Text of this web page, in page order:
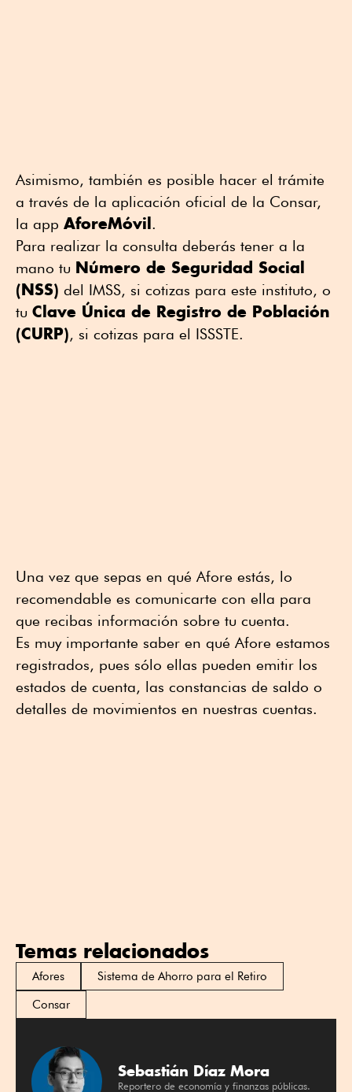
Asimismo, también es posible hacer el trámite
a través de la aplicación oficial de la Consar,
la app AforeMóvil .
Para realizar la consulta deberás tener a la
mano tu Número de Seguridad Social
(NSS) del IMSS, si cotizas para este instituto, o
tu Clave Única de Registro de Población
(CURP), si cotizas para el ISSSTE.
Una vez que sepas en qué Afore estás, lo
recomendable es comunicarte con ella para
que recibas información sobre tu cuenta.
Es muy importante saber en qué Afore estamos
registrados, pues sólo ellas pueden emitir los
estados de cuenta, las constancias de saldo o
detalles de movimientos en nuestras cuentas.
Temas relacionados
Afores
Sistema de Ahorro para el Retiro
Consar
Sebastián Díaz Mora
Reportero de economía y finanzas públicas.